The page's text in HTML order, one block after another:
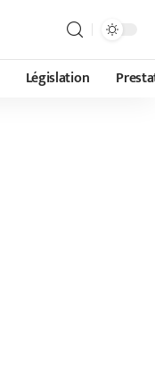
Législation